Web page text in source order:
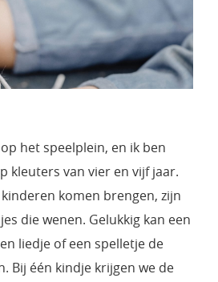
het speelplein, en ik ben
kleuters van vier en vijf jaar.
komen brengen, zijn
die wenen. Gelukkig kan een
liedje of een spelletje de
Bij één kindje krijgen we de